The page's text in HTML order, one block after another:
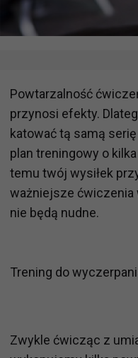
Powtarzalność
przynosi efekty.
katować tą samą
plan treningowy o
temu twój wysiłek
ważniejsze ćwiczenia
nie będą nudne.
Trening do
Zwykle ćwicząc z